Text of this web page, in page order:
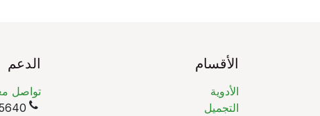
الأقسام
الأدوية
التجميل
الدعم
تواصل